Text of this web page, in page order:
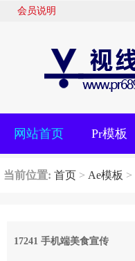
会员说明
网站首页 Pr模板
当前位置: 首页 > Ae模板 >
17241 手机端美食宣传